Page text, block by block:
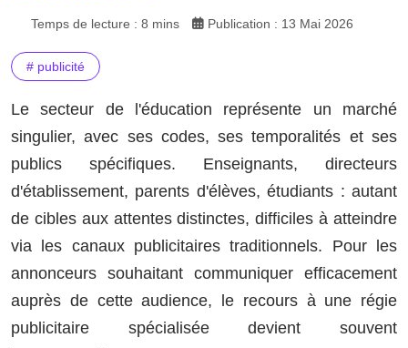
Temps de lecture : 8 mins Publication : 13 Mai 2026
# publicité
Le secteur de l'éducation représente un marché
singulier, avec ses codes, ses temporalités et ses
publics spécifiques. Enseignants, directeurs
d'établissement, parents d'élèves, étudiants : autant
de cibles aux attentes distinctes, difficiles à atteindre
via les canaux publicitaires traditionnels. Pour les
annonceurs souhaitant communiquer efficacement
auprès de cette audience, le recours à une régie
publicitaire spécialisée devient souvent